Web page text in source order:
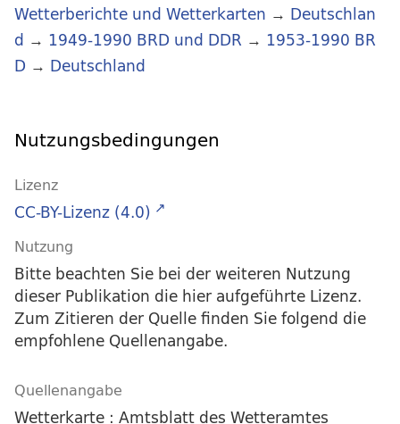
Wetterberichte und Wetterkarten → Deutschlan
d → 1949-1990 BRD und DDR → 1953-1990 BR
D → Deutschland
Nutzungsbedingungen
Lizenz
CC-BY-Lizenz (4.0)
Nutzung
Bitte beachten Sie bei der weiteren Nutzung
dieser Publikation die hier aufgeführte Lizenz.
Zum Zitieren der Quelle finden Sie folgend die
empfohlene Quellenangabe.
Quellenangabe
Wetterkarte : Amtsblatt des Wetteramtes